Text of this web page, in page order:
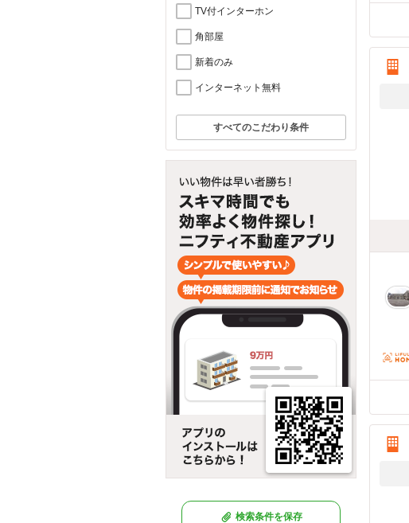
TV付インターホン
角部屋
新着のみ
インターネット無料
すべてのこだわり条件
検索条件を保存